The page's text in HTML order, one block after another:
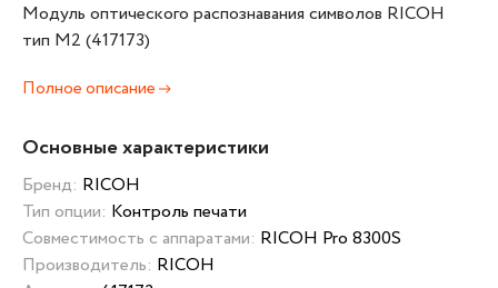
Модуль оптического распознавания символов RICOH
тип M2 (417173)
Полное описание
Основные характеристики
Бренд: RICOH
Тип опции: Контроль печати
Совместимость с аппаратами: RICOH Pro 8300S
Производитель: RICOH